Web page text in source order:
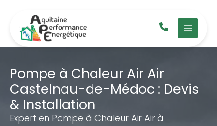
contenu
Pompe à Chaleur Air Air
Castelnau-de-Médoc : Devis
& Installation
Expert en Pompe à Chaleur Air Air à